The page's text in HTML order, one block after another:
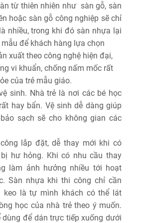
từ thiên nhiên như sàn gỗ, sàn
hoặc sàn gỗ công nghiệp sẽ chỉ
nhiều, trong khi đó sàn nhựa lại
để khách hàng lựa chọn
xuất theo công nghệ hiện đại,
vi khuẩn, chống nấm mốc rất
của trẻ mẫu giáo.
sinh. Nhà trẻ là nơi các bé học
hay bẩn. Vệ sinh dễ dàng giúp
sạch sẽ cho không gian các
lắp đặt, dễ thay mới khi có
hư hỏng. Khi có nhu cầu thay
làm ảnh hưởng nhiều tới hoạt
Sàn nhựa khi thi công chỉ cần
keo là tự mình khách có thể lát
học của nhà trẻ theo ý muốn.
dùng để dán trực tiếp xuống dưới